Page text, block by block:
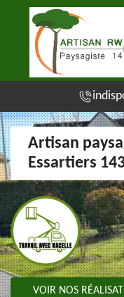
Artisan
Essartiers
VOIR NOS